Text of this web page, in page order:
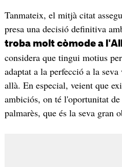
Tanmateix, el mitjà citat
presa una decisió definitiva
troba molt còmode a
considera que tingui motius
adaptat a la perfecció a la
allà. En especial, veient que
ambiciós, on té l'oportunitat
palmarès, que és la seva gran